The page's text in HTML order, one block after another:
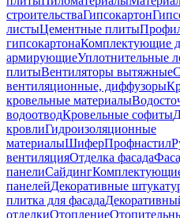
строительстваГипсокартон
листыЦементные плиты
гипсокартонаКомплектующие
армирующиеУплотнительные
плитыВентиляторы вытяжные
вентиляционные, диффузоры
кровельные материалы
водоотводКровельные софиты
кровлиГидроизоляционные
материалыШиферПрофнастил
вентиляцияОтделка фасада
панелиСайдинг
панелейДекоративные
плитка для фасада
отделкиОтопление